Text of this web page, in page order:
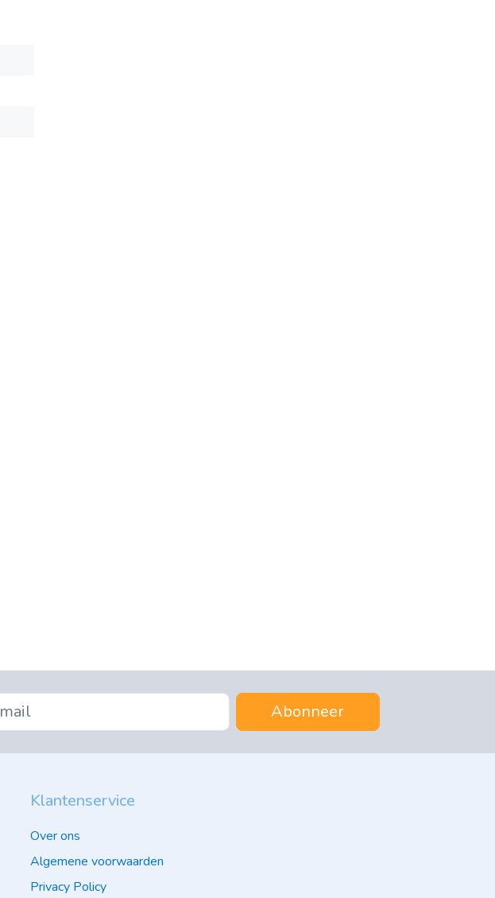
Abonneer
Klantenservice
Over ons
Algemene voorwaarden
Privacy Policy